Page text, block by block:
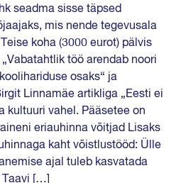
seadma sisse täpsed
mis nende tegevusala
koha (3000 eurot) pälvis
töö arendab noori
osaks“ ja
Linnamäe artikliga „Eesti ei
kultuuri vahel. Pääsetee on
eriauhinna võitjad Lisaks
kaht võistlustööd: Ülle
ajal tuleb kasvatada
[…]